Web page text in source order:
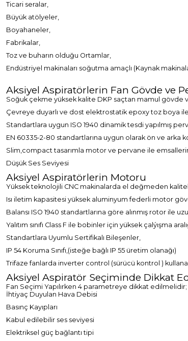
Ticari seralar,
Büyük atölyeler,
Boyahaneler,
Fabrikalar,
Toz ve buharın olduğu Ortamlar,
Endüstriyel makinaları soğutma amaçlı (Kaynak
Aksiyel Aspiratörlerin Fan Gövde ve
Soğuk çekme yüksek kalite DKP saçtan mamul gövde
Çevreye duyarlı ve dost elektrostatik epoxy toz boya
Standartlara uygun ISO 1940 dinamik tesdi yapılmış
EN 60335-2-80 standartlarına uygun olarak ön ve arka
Slim,compact tasarımla motor ve pervane ile
Düşük Ses Seviyesi
Aksiyel Aspiratörlerin Motoru
Yüksek teknolojili CNC makinalarda el değmeden
Isı iletim kapasitesi yüksek aluminyum federli motor
Balansı ISO 1940 standartlarına göre alınmış rotor ile
Yalıtım sınıfı Class F ile bobinler için yüksek çalýışma
Standartlara Uyumlu Sertifikalı Bileşenler,
IP 54 Koruma Sınıfı,(isteğe bağlı IP 55 üretim olanağı)
Trifaze fanlarda inverter control (sürücü kontrol )
Aksiyel Aspiratör Seçiminde Dikkat
Fan Seçimi Yapılırken 4 parametreye dikkat edilmelidir;
İhtiyaç Duyulan Hava Debisi
Basınç Kayıpları
Kabul edilebilir ses seviyesi
Elektriksel güç bağlantı tipi